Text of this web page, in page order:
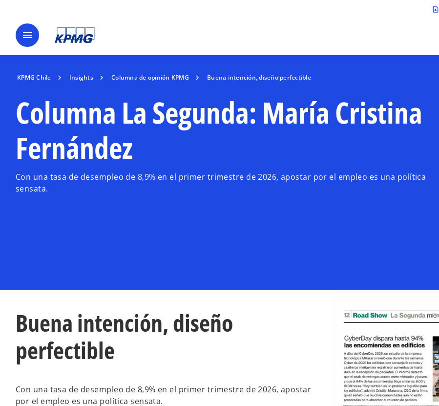
Saltar al contenido principal
contact_page
menu
KPMG Chile Insights Columna de opinión KPMG Buena intención, diseño perfectible
Columna La Segunda: María Cristina
Fernández
Con una tasa de desempleo de 8,9% en el primer trimestre de 2026, apostar por el empleo es una política
sensata.
Buena intención, diseño
perfectible
Con una tasa de desempleo de 8,9% en el primer trimestre de 2026, apostar
por el empleo es una política sensata.